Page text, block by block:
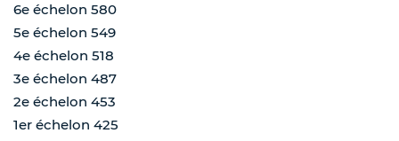
6e échelon 580
5e échelon 549
4e échelon 518
3e échelon 487
2e échelon 453
1er échelon 425